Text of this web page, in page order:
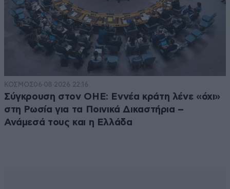
ΚΟΣΜΟΣ06·08·2026 22:16
Σύγκρουση στον ΟΗΕ: Εννέα κράτη λένε «όχι»
στη Ρωσία για τα Ποινικά Δικαστήρια –
Ανάμεσά τους και η Ελλάδα